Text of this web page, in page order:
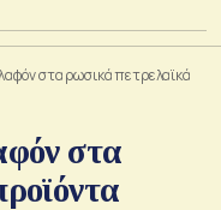
στα ρωσικά πετρελαϊκά
στα